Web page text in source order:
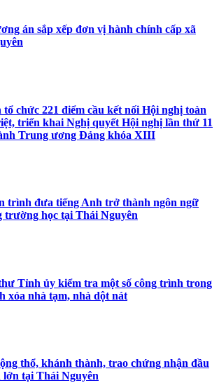
án sắp xếp đơn vị hành chính cấp xã
chức 221 điểm cầu kết nối Hội nghị toàn
triển khai Nghị quyết Hội nghị lần thứ 11
Trung ương Đảng khóa XIII
trình đưa tiếng Anh trở thành ngôn ngữ
trường học tại Thái Nguyên
Tỉnh ủy kiểm tra một số công trình trong
xóa nhà tạm, nhà dột nát
thổ, khánh thành, trao chứng nhận đầu
tại Thái Nguyên